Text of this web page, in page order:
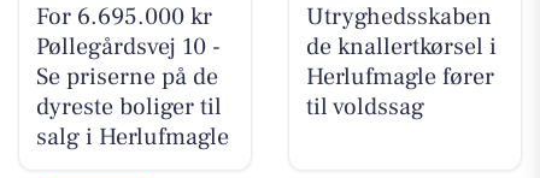
For 6.695.000 kr
Pøllegårdsvej 10 -
Se priserne på de
dyreste boliger til
salg i Herlufmagle
Utryghedsskaben
de knallertkørsel i
Herlufmagle fører
til voldssag